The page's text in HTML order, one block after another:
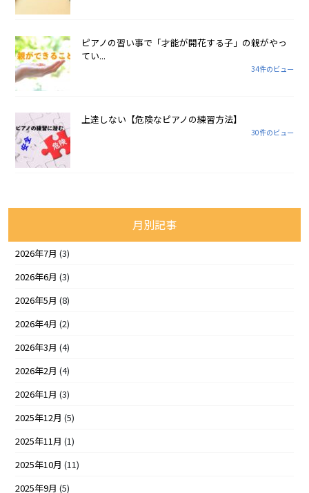
ピアノの習い事で「才能が開花する子」の親がやっ
てい...
34件のビュー
上達しない【危険なピアノの練習方法】
30件のビュー
月別記事
2026年7月 (3)
2026年6月 (3)
2026年5月 (8)
2026年4月 (2)
2026年3月 (4)
2026年2月 (4)
2026年1月 (3)
2025年12月 (5)
2025年11月 (1)
2025年10月 (11)
2025年9月 (5)